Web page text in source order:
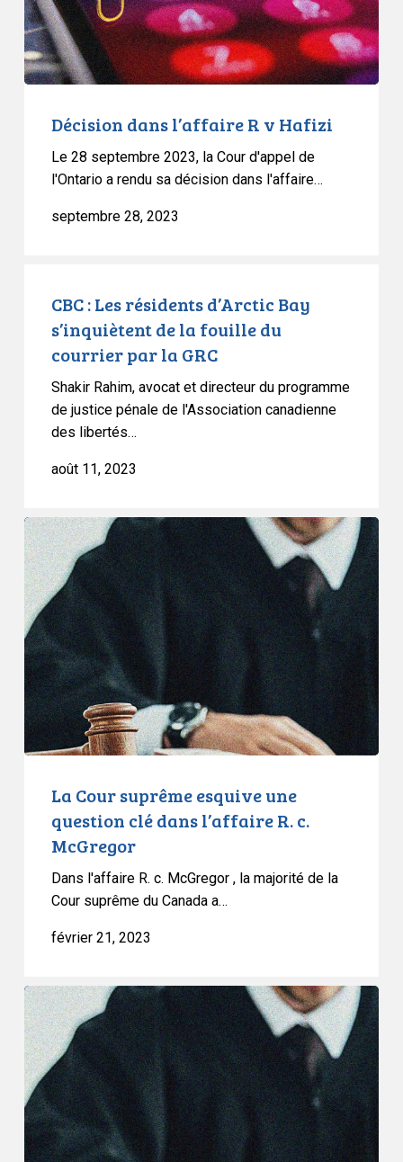
Décision dans l’affaire R v Hafizi
Le 28 septembre 2023, la Cour d'appel de
l'Ontario a rendu sa décision dans l'affaire…
septembre 28, 2023
s’inquiètent
courrier
par
la
GRC
CBC : Les résidents d’Arctic Bay
s’inquiètent de la fouille du
courrier par la GRC
Shakir Rahim, avocat et directeur du programme
de justice pénale de l'Association canadienne
des libertés…
août 11, 2023
La
Cour
suprême
esquive
une
question
clé
dans
l’affaire
R.
La Cour suprême esquive une
question clé dans l’affaire R. c.
McGregor
Dans l'affaire R. c. McGregor , la majorité de la
Cour suprême du Canada a…
février 21, 2023
Le
Tribunal
des
droits
de
l’homme
juge